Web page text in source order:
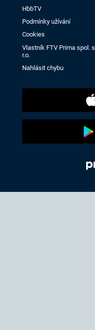
HbbTV
Podmínky užívání
Cookies
Vlastník FTV Prima spol. s
r.o.
Nahlásit chybu